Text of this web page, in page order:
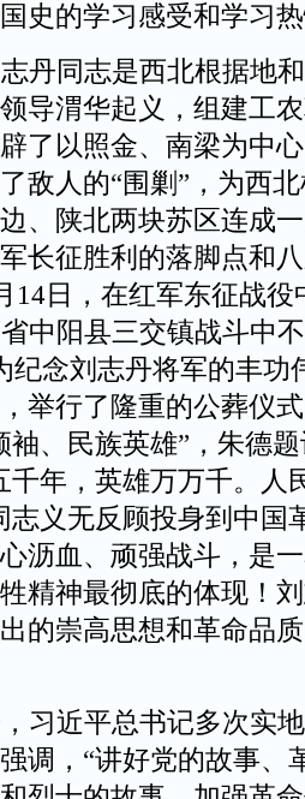
史的学习感受和学习
丹同志是西北根据地
导渭华起义，组建工
了以照金、南梁为中
敌人的“围剿”，为西
、陕北两块苏区连成
长征胜利的落脚点和
14日，在红军东征战
中阳县三交镇战斗中
纪念刘志丹将军的丰功
举行了隆重的公葬仪
袖、民族英雄”，朱德
千年，英雄万万千。人
志义无反顾投身到中国
沥血、顽强战斗，是
精神最彻底的体现！
的崇高思想和革命品
习近平总书记多次实
调，“讲好党的故事、